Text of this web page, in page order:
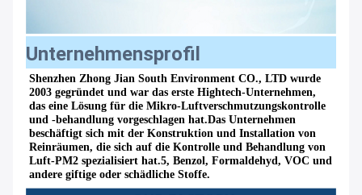
Unternehmensprofil
Shenzhen Zhong Jian South Environment CO., LTD wurde
2003 gegründet und war das erste Hightech-Unternehmen,
das eine Lösung für die Mikro-Luftverschmutzungskontrolle
und -behandlung vorgeschlagen hat.Das Unternehmen
beschäftigt sich mit der Konstruktion und Installation von
Reinräumen, die sich auf die Kontrolle und Behandlung von
Luft-PM2 spezialisiert hat.5, Benzol, Formaldehyd, VOC und
andere giftige oder schädliche Stoffe.